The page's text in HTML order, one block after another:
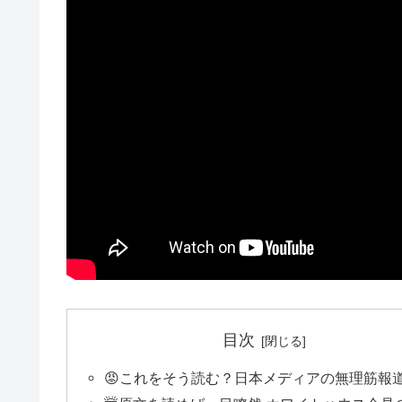
目次
😡これをそう読む？日本メディアの無理筋報